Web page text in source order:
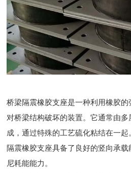
桥梁隔震橡胶支座是一种利用橡胶
对桥梁结构破坏的装置。它通常由
成，通过特殊的工艺硫化粘结在一
隔震橡胶支座具备了良好的竖向承
尼耗能能力。